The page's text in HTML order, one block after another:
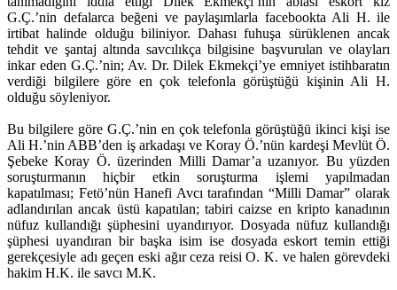
G.Ç.’nin defalarca beğeni ve paylaşımlarla facebookta Ali H. ile
irtibat halinde olduğu biliniyor. Dahası fuhuşa sürüklenen ancak
tehdit ve şantaj altında savcılıkça bilgisine başvurulan ve olayları
inkar eden G.Ç.’nin; Av. Dr. Dilek Ekmekçi’ye emniyet istihbaratın
verdiği bilgilere göre en çok telefonla görüştüğü kişinin Ali H.
olduğu söyleniyor.
Bu bilgilere göre G.Ç.’nin en çok telefonla görüştüğü ikinci kişi ise
Ali H.’nin ABB’den iş arkadaşı ve Koray Ö.’nün kardeşi Mevlüt Ö.
Şebeke Koray Ö. üzerinden Milli Damar’a uzanıyor. Bu yüzden
soruşturmanın hiçbir etkin soruşturma işlemi yapılmadan
kapatılması; Fetö’nün Hanefi Avcı tarafından “Milli Damar” olarak
adlandırılan ancak üstü kapatılan; tabiri caizse en kripto kanadının
nüfuz kullandığı şüphesini uyandırıyor. Dosyada nüfuz kullandığı
şüphesi uyandıran bir başka isim ise dosyada eskort temin ettiği
gerekçesiyle adı geçen eski ağır ceza reisi O. K. ve halen görevdeki
hakim H.K. ile savcı M.K.